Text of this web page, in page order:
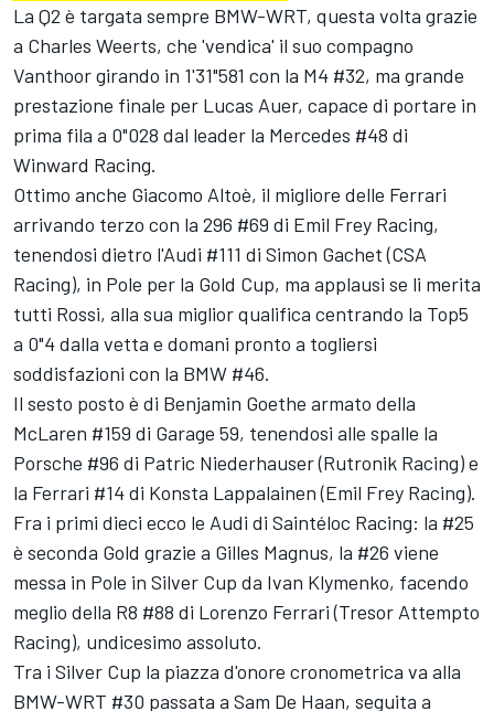
La Q2 è targata sempre BMW-WRT, questa volta grazie
a Charles Weerts, che 'vendica' il suo compagno
Vanthoor girando in 1'31"581 con la M4 #32, ma grande
prestazione finale per Lucas Auer, capace di portare in
prima fila a 0"028 dal leader la Mercedes #48 di
Winward Racing.
Ottimo anche Giacomo Altoè, il migliore delle Ferrari
arrivando terzo con la 296 #69 di Emil Frey Racing,
tenendosi dietro l'Audi #111 di Simon Gachet (CSA
Racing), in Pole per la Gold Cup, ma applausi se li merita
tutti Rossi, alla sua miglior qualifica centrando la Top5
a 0"4 dalla vetta e domani pronto a togliersi
soddisfazioni con la BMW #46.
Il sesto posto è di Benjamin Goethe armato della
McLaren #159 di Garage 59, tenendosi alle spalle la
Porsche #96 di Patric Niederhauser (Rutronik Racing) e
la Ferrari #14 di Konsta Lappalainen (Emil Frey Racing).
Fra i primi dieci ecco le Audi di Saintéloc Racing: la #25
è seconda Gold grazie a Gilles Magnus, la #26 viene
messa in Pole in Silver Cup da Ivan Klymenko, facendo
meglio della R8 #88 di Lorenzo Ferrari (Tresor Attempto
Racing), undicesimo assoluto.
Tra i Silver Cup la piazza d'onore cronometrica va alla
BMW-WRT #30 passata a Sam De Haan, seguita a